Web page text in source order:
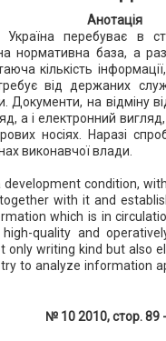
Анотація
Україна перебуває в
нормативна база, а
кількість
від держаних
Документи, на відміну
а і електронний
носіях. Наразі
виконавчої влади.
development condition,
with it and
which is in
quality and
only writing kind but also
to analyze information
№ 10 2010, стор. 89